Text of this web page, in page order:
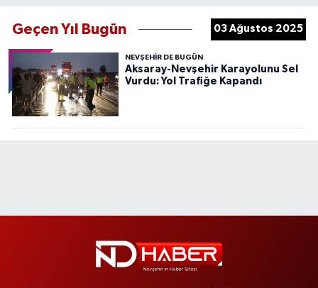
Geçen Yıl Bugün 03 Ağustos 2025
NEVŞEHIR DE BUGÜN
Aksaray-Nevşehir Karayolunu Sel
Vurdu: Yol Trafiğe Kapandı